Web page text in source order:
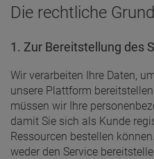
Die rechtliche
1. Zur Bereitstellung des
Wir verarbeiten Ihre Daten,
unsere Plattform
müssen wir Ihre
damit Sie sich als Kunde
Ressourcen bestellen
weder den Service